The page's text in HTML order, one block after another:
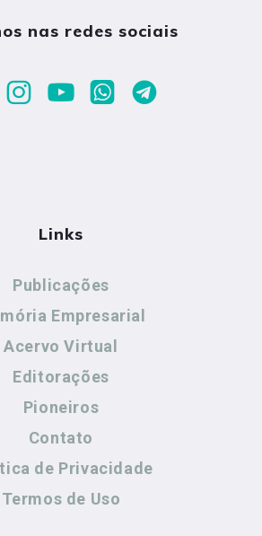
nas redes sociais
Links
Publicações
Empresarial
Acervo Virtual
Editorações
Pioneiros
Contato
de Privacidade
Termos de Uso